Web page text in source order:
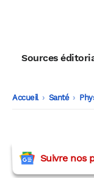
Sources
Accueil -
Santé -
Suivre nos